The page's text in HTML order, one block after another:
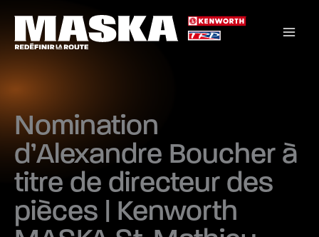
contenu
Nomination
d’Alexandre Boucher à
titre de directeur des
pièces | Kenworth